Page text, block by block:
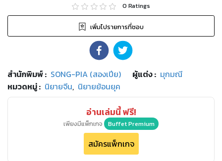
0 Ratings
เพิ่มไปรายการที่ชอบ
สำนักพิมพ์: SONG-PIA (สองเปีย) ผู้แต่ง : มุกมณี
หมวดหมู่: นิยายจีน, นิยายย้อนยุค
อ่านเล่มนี้ ฟรี!
เพียงมีแพ็กเกจ Buffet Premium
สมัครแพ็กเกจ